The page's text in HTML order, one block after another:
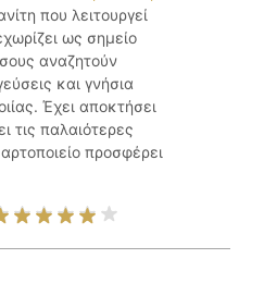
που λειτουργεί
ως σημείο
αναζητούν
και γνήσια
Έχει αποκτήσει
τις παλαιότερες
προσφέρει